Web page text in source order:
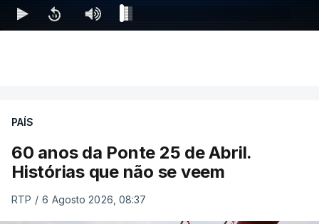
PAÍS
60 anos da Ponte 25 de Abril.
Histórias que não se veem
RTP / 6 Agosto 2026, 08:37